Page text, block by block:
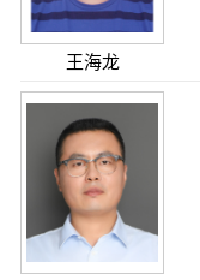
王海龙